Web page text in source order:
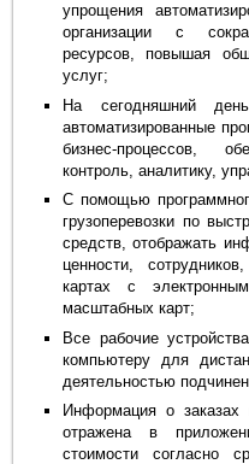
упрощения
организации с
ресурсов, повышая
услуг;
На сегодняшний
автоматизированные
бизнес-процессов,
контроль, аналитику,
С помощью
грузоперевозки по
средств, отображать
ценности,
картах с
масштабных карт;
Все рабочие
компьютеру для
деятельностью
Информация о заказах
отражена в
стоимости согласно